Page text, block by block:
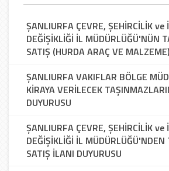
ŞANLIURFA ÇEVRE, ŞEHİRCİLİK ve
DEĞİŞİKLİĞİ İL MÜDÜRLÜĞÜ'NÜN
SATIŞ (HURDA ARAÇ VE
ŞANLIURFA VAKIFLAR BÖLGE
KİRAYA VERİLECEK
DUYURUSU
ŞANLIURFA ÇEVRE, ŞEHİRCİLİK ve
DEĞİŞİKLİĞİ İL
SATIŞ İLANI DUYURUSU